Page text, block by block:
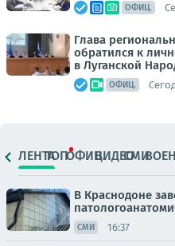
ОФИЦ.
Глава
обратился к
в Луганской
ОФИЦ.
ЛЕНТАТОПОФИЦ.ВИДЕОСМИ
В Краснодоне
СМИ 16:37